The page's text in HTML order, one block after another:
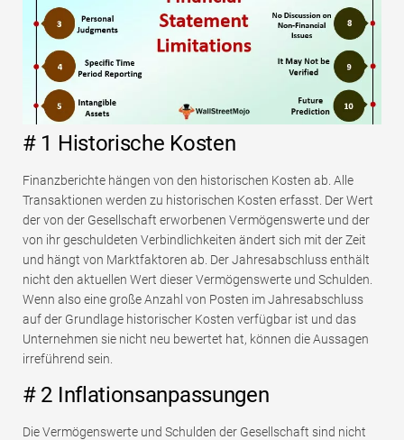
# 1 Historische Kosten
Finanzberichte hängen von den historischen Kosten ab. Alle
Transaktionen werden zu historischen Kosten erfasst. Der Wert
der von der Gesellschaft erworbenen Vermögenswerte und der
von ihr geschuldeten Verbindlichkeiten ändert sich mit der Zeit
und hängt von Marktfaktoren ab. Der Jahresabschluss enthält
nicht den aktuellen Wert dieser Vermögenswerte und Schulden.
Wenn also eine große Anzahl von Posten im Jahresabschluss
auf der Grundlage historischer Kosten verfügbar ist und das
Unternehmen sie nicht neu bewertet hat, können die Aussagen
irreführend sein.
# 2 Inflationsanpassungen
Die Vermögenswerte und Schulden der Gesellschaft sind nicht